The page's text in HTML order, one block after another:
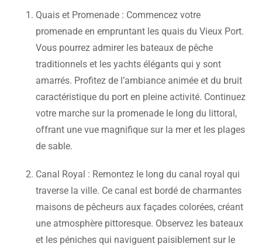
Quais et Promenade : Commencez votre
promenade en empruntant les quais du Vieux Port.
Vous pourrez admirer les bateaux de pêche
traditionnels et les yachts élégants qui y sont
amarrés. Profitez de l’ambiance animée et du bruit
caractéristique du port en pleine activité. Continuez
votre marche sur la promenade le long du littoral,
offrant une vue magnifique sur la mer et les plages
de sable.
Canal Royal : Remontez le long du canal royal qui
traverse la ville. Ce canal est bordé de charmantes
maisons de pêcheurs aux façades colorées, créant
une atmosphère pittoresque. Observez les bateaux
et les péniches qui naviguent paisiblement sur le